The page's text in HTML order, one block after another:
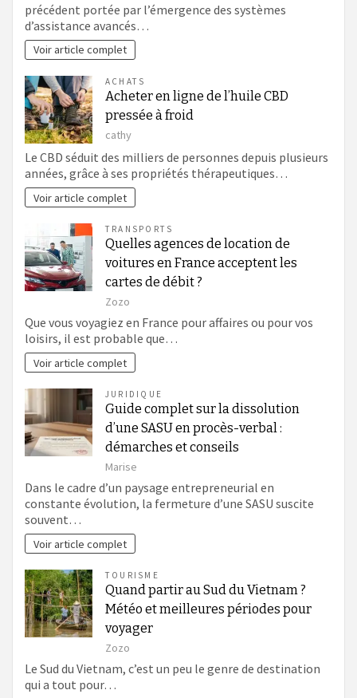
précédent portée par l’émergence des systèmes
d’assistance avancés…
Voir article complet
ACHATS
Acheter en ligne de l’huile CBD
pressée à froid
cathy
Le CBD séduit des milliers de personnes depuis plusieurs
années, grâce à ses propriétés thérapeutiques…
Voir article complet
TRANSPORTS
Quelles agences de location de
voitures en France acceptent les
cartes de débit ?
Zozo
Que vous voyagiez en France pour affaires ou pour vos
loisirs, il est probable que…
Voir article complet
JURIDIQUE
Guide complet sur la dissolution
d’une SASU en procès-verbal :
démarches et conseils
Marise
Dans le cadre d’un paysage entrepreneurial en
constante évolution, la fermeture d’une SASU suscite
souvent…
Voir article complet
TOURISME
Quand partir au Sud du Vietnam ?
Météo et meilleures périodes pour
voyager
Zozo
Le Sud du Vietnam, c’est un peu le genre de destination
qui a tout pour…